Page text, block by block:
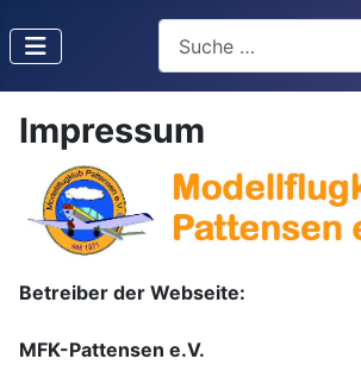
Impressum
Betreiber der Webseite:
MFK-Pattensen e.V.